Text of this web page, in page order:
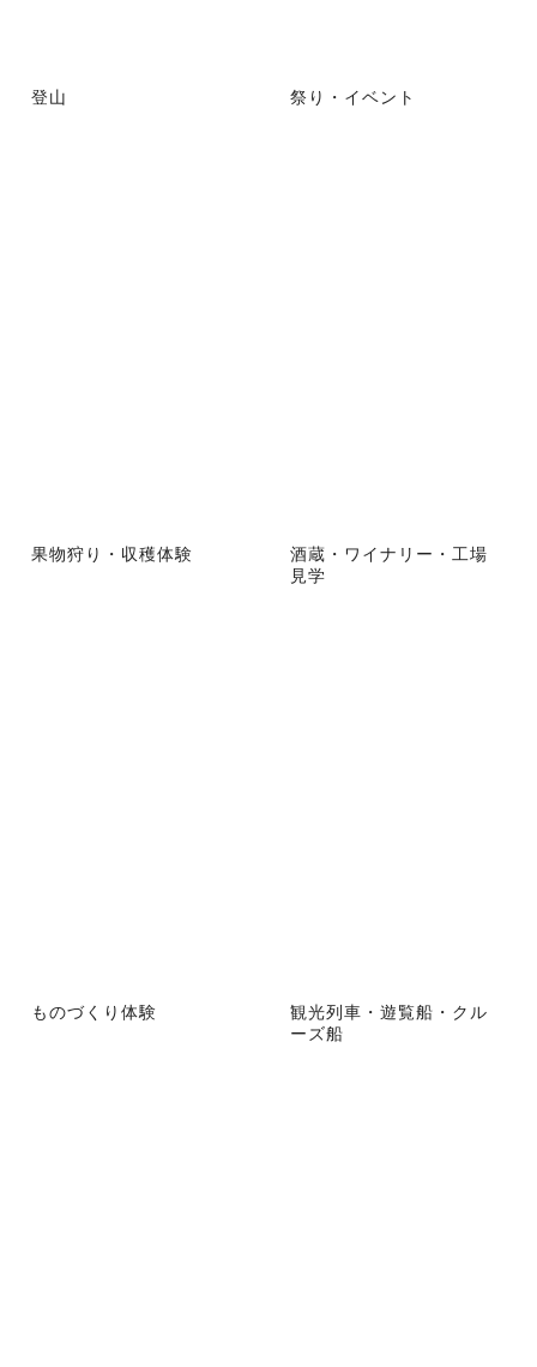
登山 祭り・イベント
果物狩り・収穫体験
酒蔵・ワイナリー・工場
見学
ものづくり体験
観光列車・遊覧船・クル
ーズ船